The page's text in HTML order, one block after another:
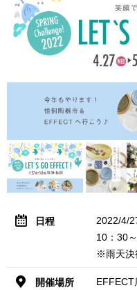
日程
2022/4/
10：30
※雨天決
開催場所 EFFECT